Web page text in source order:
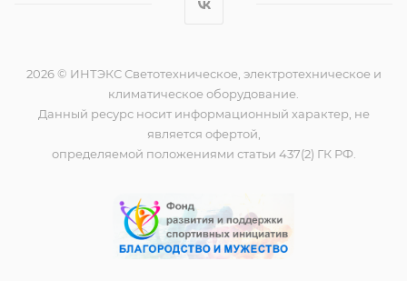
2026 © ИНТЭКС Светотехническое, электротехническое и
климатическое оборудование.
Данный ресурс носит информационный характер, не
является офертой,
определяемой положениями статьи 437(2) ГК РФ.